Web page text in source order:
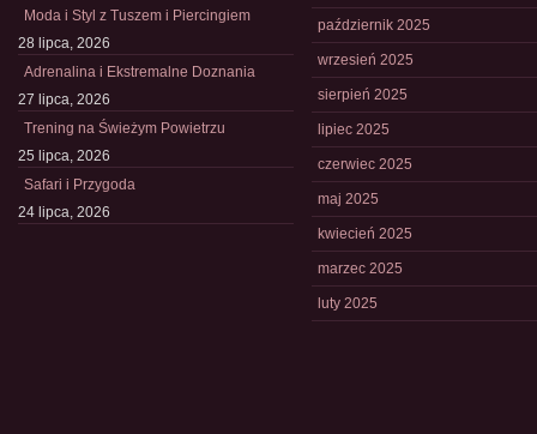
Moda i Styl z Tuszem i Piercingiem
28 lipca, 2026
Adrenalina i Ekstremalne Doznania
27 lipca, 2026
Trening na Świeżym Powietrzu
25 lipca, 2026
Safari i Przygoda
24 lipca, 2026
październik 2025
wrzesień 2025
sierpień 2025
lipiec 2025
czerwiec 2025
maj 2025
kwiecień 2025
marzec 2025
luty 2025